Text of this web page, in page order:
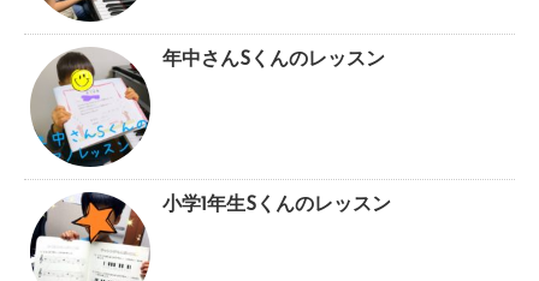
年中さんSくんのレッスン
小学1年生Sくんのレッスン